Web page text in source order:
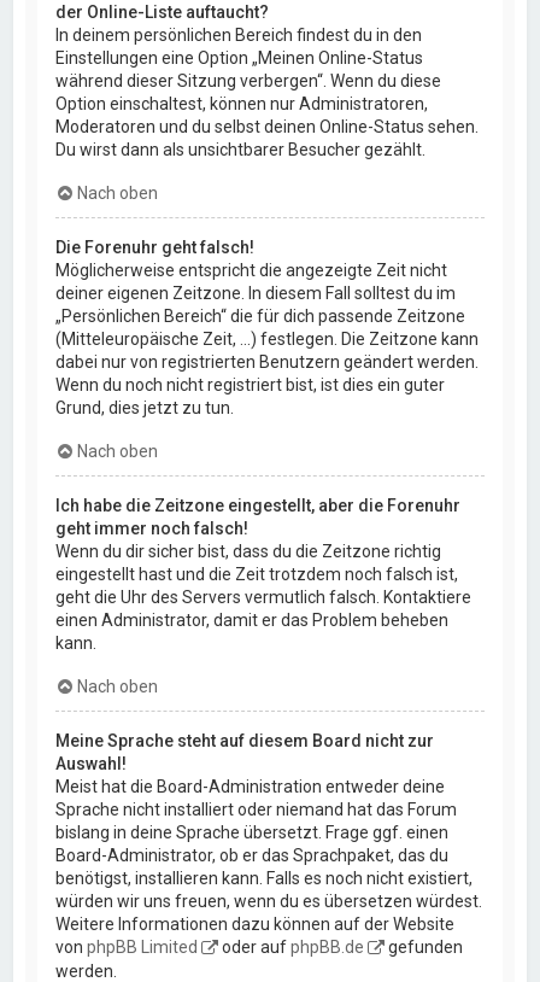
der Online-Liste auftaucht?
In deinem persönlichen Bereich findest du in den
Einstellungen eine Option „Meinen Online-Status
während dieser Sitzung verbergen“. Wenn du diese
Option einschaltest, können nur Administratoren,
Moderatoren und du selbst deinen Online-Status sehen.
Du wirst dann als unsichtbarer Besucher gezählt.
Nach oben
Die Forenuhr geht falsch!
Möglicherweise entspricht die angezeigte Zeit nicht
deiner eigenen Zeitzone. In diesem Fall solltest du im
„Persönlichen Bereich“ die für dich passende Zeitzone
(Mitteleuropäische Zeit, ...) festlegen. Die Zeitzone kann
dabei nur von registrierten Benutzern geändert werden.
Wenn du noch nicht registriert bist, ist dies ein guter
Grund, dies jetzt zu tun.
Nach oben
Ich habe die Zeitzone eingestellt, aber die Forenuhr
geht immer noch falsch!
Wenn du dir sicher bist, dass du die Zeitzone richtig
eingestellt hast und die Zeit trotzdem noch falsch ist,
geht die Uhr des Servers vermutlich falsch. Kontaktiere
einen Administrator, damit er das Problem beheben
kann.
Nach oben
Meine Sprache steht auf diesem Board nicht zur
Auswahl!
Meist hat die Board-Administration entweder deine
Sprache nicht installiert oder niemand hat das Forum
bislang in deine Sprache übersetzt. Frage ggf. einen
Board-Administrator, ob er das Sprachpaket, das du
benötigst, installieren kann. Falls es noch nicht existiert,
würden wir uns freuen, wenn du es übersetzen würdest.
Weitere Informationen dazu können auf der Website
vonphpBB Limited oder aufphpBB.de
gefunden
werden.